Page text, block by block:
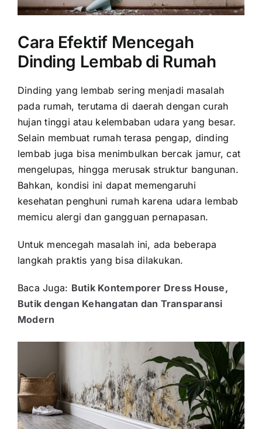
Cara Efektif Mencegah
Dinding Lembab di Rumah
Dinding yang lembab sering menjadi masalah
pada rumah, terutama di daerah dengan curah
hujan tinggi atau kelembaban udara yang besar.
Selain membuat rumah terasa pengap, dinding
lembab juga bisa menimbulkan bercak jamur, cat
mengelupas, hingga merusak struktur bangunan.
Bahkan, kondisi ini dapat memengaruhi
kesehatan penghuni rumah karena udara lembab
memicu alergi dan gangguan pernapasan.
Untuk mencegah masalah ini, ada beberapa
langkah praktis yang bisa dilakukan.
Baca Juga: Butik Kontemporer Dress House,
Butik dengan Kehangatan dan Transparansi
Modern